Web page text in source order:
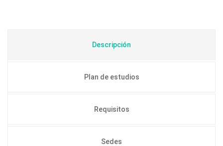
Descripción
Plan de estudios
Requisitos
Sedes